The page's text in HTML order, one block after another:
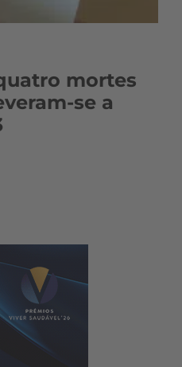
mortes
se a